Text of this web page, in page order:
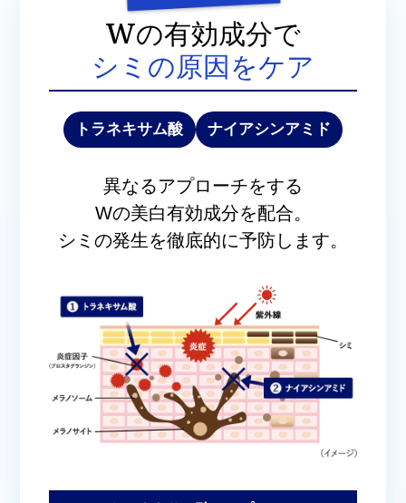
Wの有効成分で
シミの原因をケア
トラネキサム酸 ナイアシンアミド
異なるアプローチをする
Wの美白有効成分を配合。
シミの発生を徹底的に予防します。